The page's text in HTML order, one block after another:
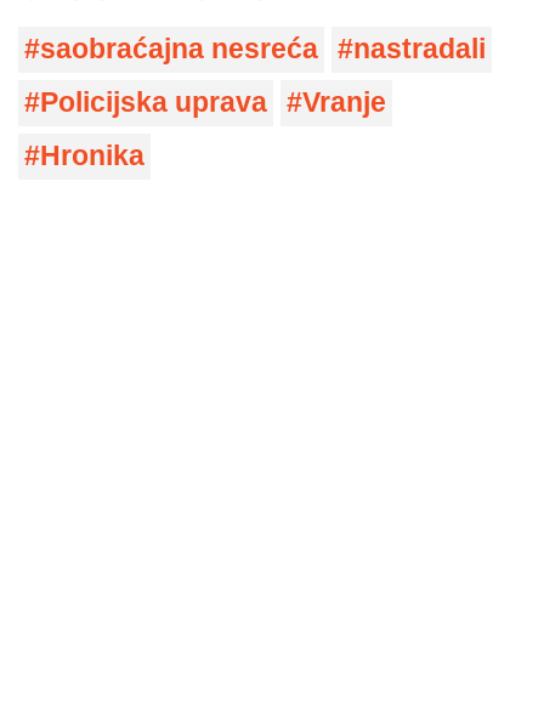
saobraćajna nesreća
nastradali
Policijska uprava
Vranje
Hronika